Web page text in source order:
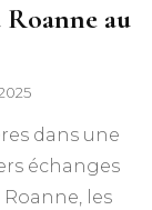
Roanne au
dans une
échanges
les